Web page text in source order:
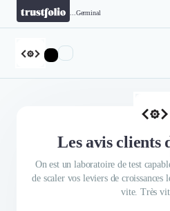
Germinal
Les avis clients
On est un laboratoire de test
de scaler vos leviers de croissances
vite. Très